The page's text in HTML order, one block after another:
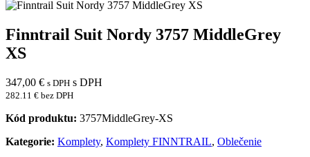
Finntrail Suit Nordy 3757 MiddleGrey
XS
347,00 € s DPH s DPH
282.11 € bez DPH
Kód produktu: 3757MiddleGrey-XS
Kategorie: Komplety, Komplety FINNTRAIL, Oblečenie